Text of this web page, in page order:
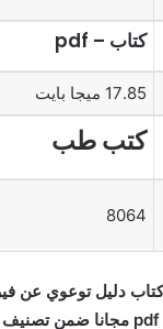
كتاب – pdf
17.85 ميجا بايت
كتب طب
8064
دليل توعوي عن